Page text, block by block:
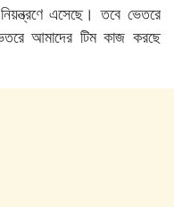
এসেছে। তবে ভেতরে
আমাদের টিম কাজ করছে